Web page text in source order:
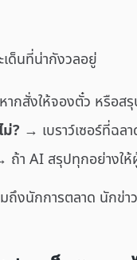
เด็นที่น่ากังวลอยู่
กสั่งให้จองตั๋ว หรือส
? → เบราว์เซอร์ที่ฉล
า AI สรุปทุกอย่างให้
งนักการตลาด นักข่า